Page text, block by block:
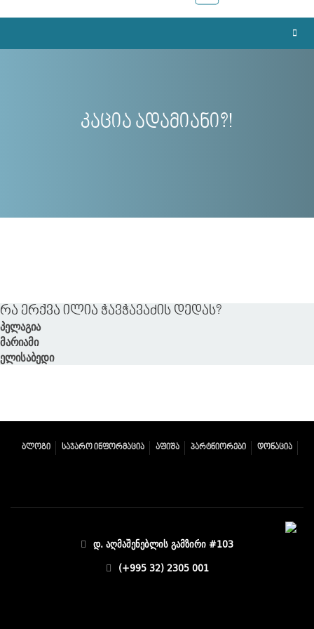
კაცია ადამიანი?!
რა ერქვა ილია ჭავჭავაძის დედას?
პელაგია
მარიამი
ელისაბედი
ᲑᲚᲝᲒᲘ ᲡᲐᲯᲐᲠᲝ ᲘᲜᲤᲝᲠᲛᲐᲪᲘᲐ ᲐᲤᲘᲨᲐ ᲞᲐᲠᲢᲜᲘᲝᲠᲔᲑᲘ ᲓᲝᲜᲐᲪᲘᲐ
დ. აღმაშენებლის გამზირი #103
(+995 32) 2305 001